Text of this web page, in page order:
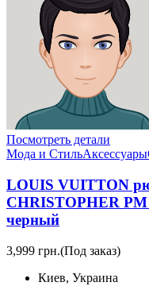
Посмотреть детали
Мода и СтильАксессуары
LOUIS VUITTON
CHRISTOPHER
черный
3,999 грн.(Под заказ)
Киев, Украина